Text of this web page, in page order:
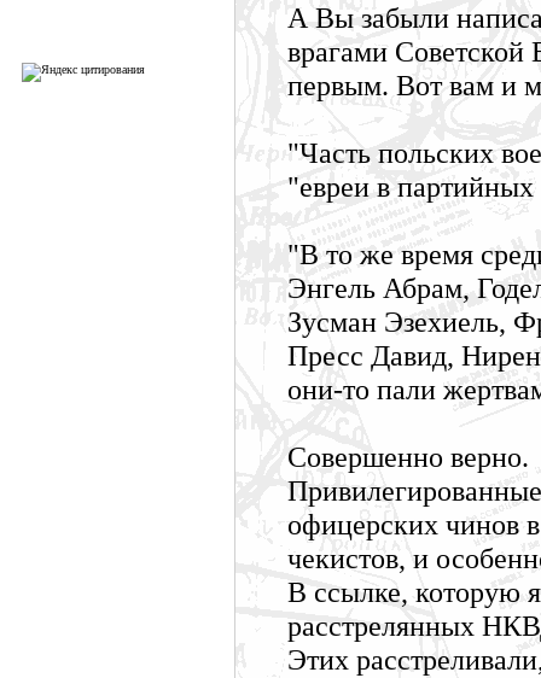
А Вы забыли
врагами Советской
первым. Вот вам и
"Часть польских
"евреи в
"В то же время
Энгель Абрам,
Зусман Эзехиель,
Пресс Давид,
они-то пали
Совершенно верно.
офицерских чинов
чекистов, и
В ссылке, которую
расстрелянных
Этих